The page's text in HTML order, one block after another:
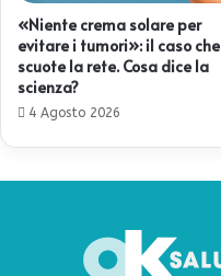
«Niente crema solare per
evitare i tumori»: il caso che
scuote la rete. Cosa dice la
scienza?
4 Agosto 2026